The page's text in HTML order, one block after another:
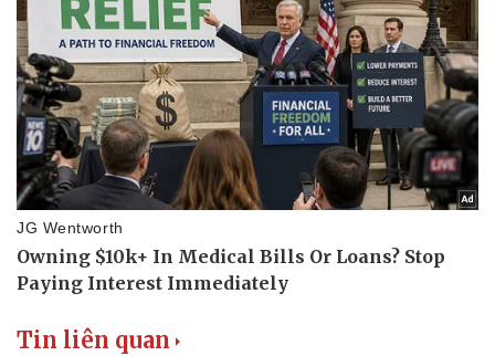
Tin liên quan